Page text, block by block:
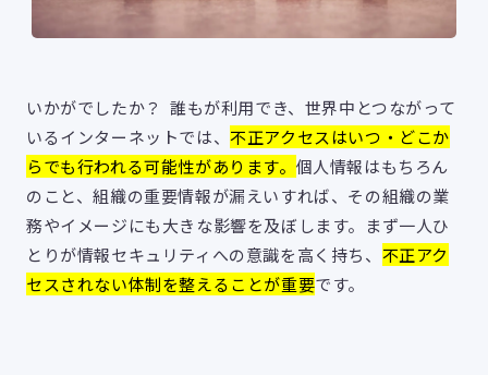
いかがでしたか？ 誰もが利用でき、世界中とつながって
いるインターネットでは、不正アクセスはいつ・どこか
らでも行われる可能性があります。 個人情報はもちろん
のこと、組織の重要情報が漏えいすれば、その組織の業
務やイメージにも大きな影響を及ぼします。まず一人ひ
とりが情報セキュリティへの意識を高く持ち、 不正アク
セスされない体制を整えることが重要です。